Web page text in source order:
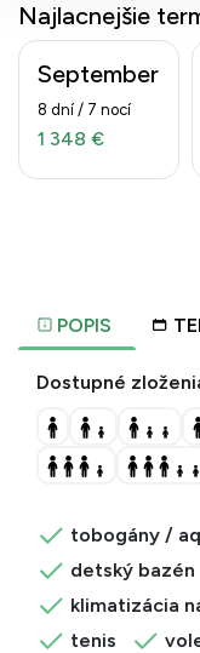
POPIS
Dostupné
tobogány /
detský bazén
klimatizácia
tenis
Najlacnejšie
September
8 dní / 7 nocí
1 348 €